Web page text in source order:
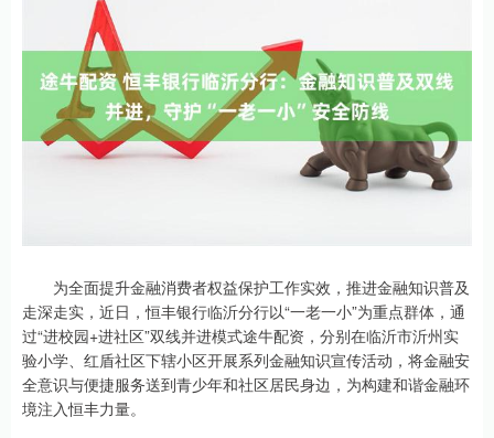
为全面提升金融消费者权益保护工作实效，推进金融知识普及
走深走实，近日，恒丰银行临沂分行以“一老一小”为重点群体，通
过“进校园+进社区”双线并进模式途牛配资，分别在临沂市沂州实
验小学、红盾社区下辖小区开展系列金融知识宣传活动，将金融安
全意识与便捷服务送到青少年和社区居民身边，为构建和谐金融环
境注入恒丰力量。